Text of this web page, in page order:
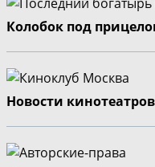
Колобок под
Новости